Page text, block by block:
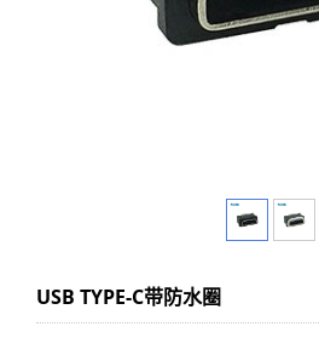
USB TYPE-C带防水圈